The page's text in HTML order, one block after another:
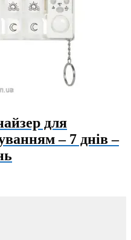
для
– 7 днів –